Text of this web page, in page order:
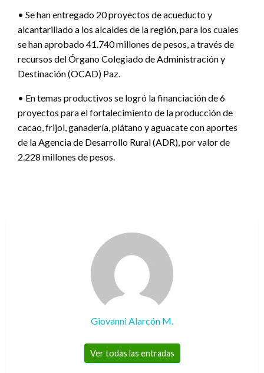
• Se han entregado 20 proyectos de acueducto y
alcantarillado a los alcaldes de la región, para los cuales
se han aprobado 41.740 millones de pesos, a través de
recursos del Órgano Colegiado de Administración y
Destinación (OCAD) Paz.
• En temas productivos se logró la financiación de 6
proyectos para el fortalecimiento de la producción de
cacao, frijol, ganadería, plátano y aguacate con aportes
de la Agencia de Desarrollo Rural (ADR), por valor de
2.228 millones de pesos.
Giovanni Alarcón M.
Ver todas las entradas